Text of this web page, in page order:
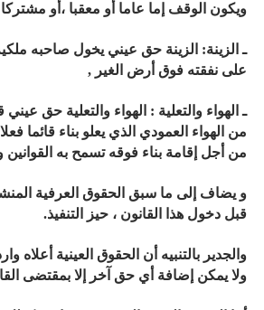
ويكون الوقف إما عاما أو معقبا ،أو مشتركا
ـ الزينة: الزينة حق عيني يخول صاحبه
على نفقته فوق أرض الغير ,
ـ الهواء والتعلية : الهواء والتعلية حق
من الهواء العمودي الذي يعلو بناء قائما
من أجل إقامة بناء فوقه تسمح به القوانين
و يضاف إلى ما سبق الحقوق العرفية
قبل دخول هذا القانون ، حيز التنفيذ.
والجدير بالتنبيه أن الحقوق العينية أعلاه
ولا يمكن إضافة أي حق آخر إلا بمقتضى